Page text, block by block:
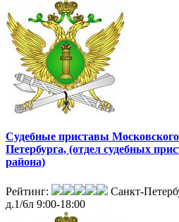
Судебные приставы
Петербурга, (отдел судебных
района)
Рейтинг:
Санкт-
д.1/6л 9:00-18:00